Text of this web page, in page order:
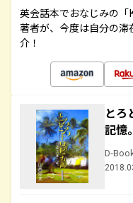
英会話本でおなじみの「
著者が、今度は自分の
介！
とろ
記
D-